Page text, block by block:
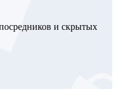
и скрытых